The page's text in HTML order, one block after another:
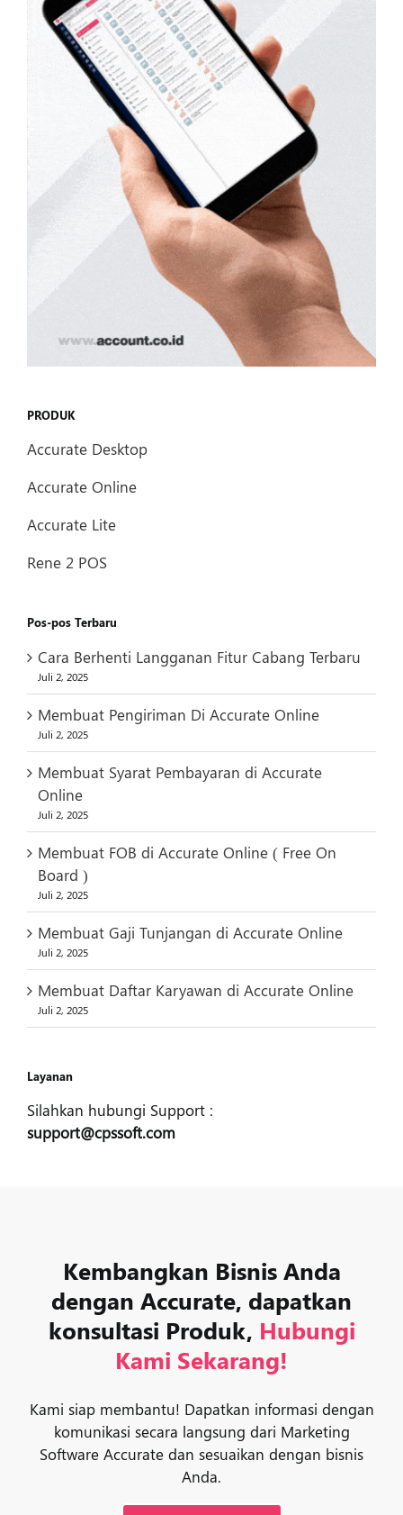
PRODUK
Accurate Desktop
Accurate Online
Accurate Lite
Rene 2 POS
Pos-pos Terbaru
Cara Berhenti Langganan Fitur Cabang Terbaru
Juli 2, 2025
Membuat Pengiriman Di Accurate Online
Juli 2, 2025
Membuat Syarat Pembayaran di Accurate
Online
Juli 2, 2025
Membuat FOB di Accurate Online ( Free On
Board )
Juli 2, 2025
Membuat Gaji Tunjangan di Accurate Online
Juli 2, 2025
Membuat Daftar Karyawan di Accurate Online
Juli 2, 2025
Layanan
Silahkan hubungi Support :
support@cpssoft.com
Kembangkan Bisnis Anda
dengan Accurate, dapatkan
konsultasi Produk, Hubungi
Kami Sekarang!
Kami siap membantu! Dapatkan informasi dengan
komunikasi secara langsung dari Marketing
Software Accurate dan sesuaikan dengan bisnis
Anda.